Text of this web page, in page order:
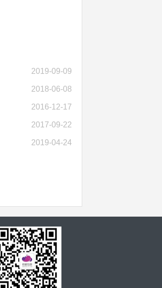
2019-09-09
2018-06-08
2016-12-17
2017-09-22
2019-04-24